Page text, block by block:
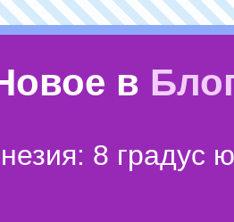
в
8 градус